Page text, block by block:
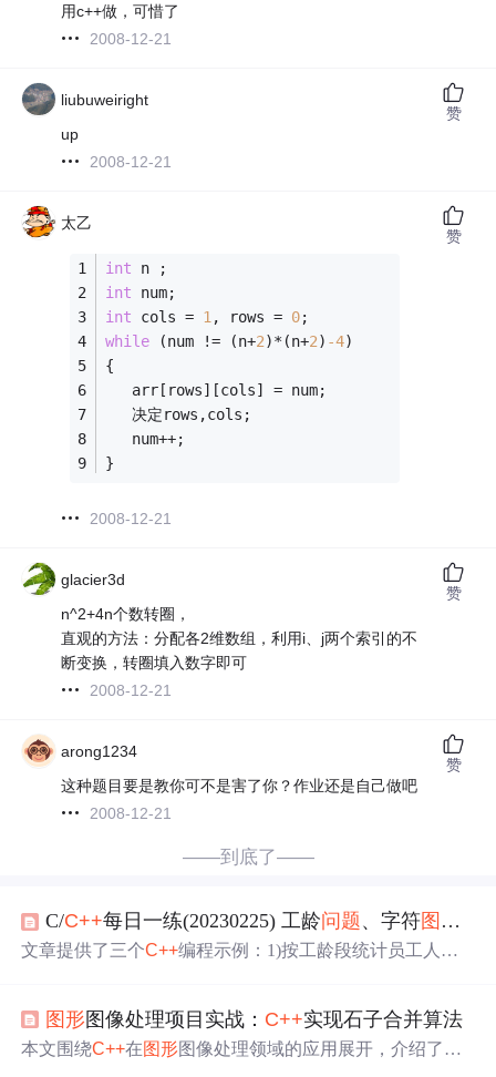
用c++做，可惜了
2008-12-21
liubuweiright
up
2008-12-21
赞
太乙
int n ;
int num;
int cols = 1 , rows = 0;
while (num != (n+2)*(n+2) -4)
{
   arr[rows][cols] = num;
   决定rows,cols;
   num++;
}
2008-12-21
赞
glacier3d
n^2+4n个数转圈，
直观的方法：分配各2维数组，利用i、j两个索引的不
断变换，转圈填入数字即可
2008-12-21
赞
arong1234
这种题目要是教你可不是害了你？作业还是自己做吧
2008-12-21
赞
——到底了——
C/C++每日一练(20230225) 工龄问题、字符图形
文章提供了三个C++编程示例：1)按工龄段统计员工人
示例展示了数据处理和算法的应用。
图形图像处理项目实战： C++实现石子合并算法
本文围绕C++在图形图像处理领域的应用展开，介绍了 C+